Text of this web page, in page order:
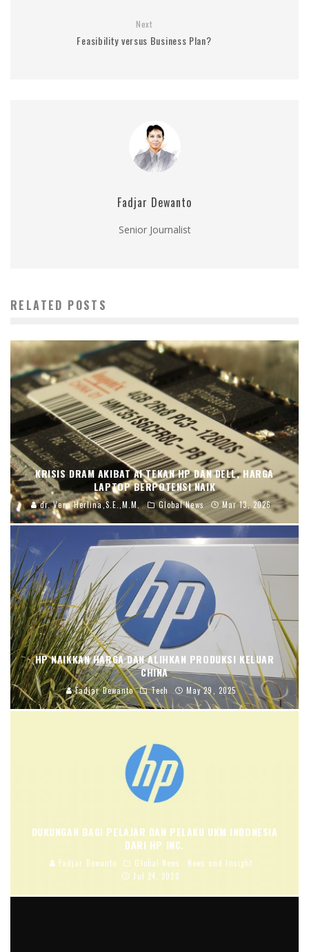
Next
Feasibility versus Business Plan?
Fadjar Dewanto
Senior Journalist
RELATED POSTS
KRISIS DRAM AKIBAT AI TEKAN HP DAN DELL, HARGA
LAPTOP BERPOTENSI NAIK
dr. Vera Herlina,S.E.,M.M. Global News Mar 13, 2026
HP NAIKKAN HARGA DAN ALIHKAN PRODUKSI KELUAR
CHINA
Fadjar Dewanto Tech May 29, 2025
DUKUNGAN BAGI PELAJAR DAN PELAKU UKM INDONESIA
DARI HP INC.
Fadjar Dewanto Global News
News and Insight
Jul 24, 2020